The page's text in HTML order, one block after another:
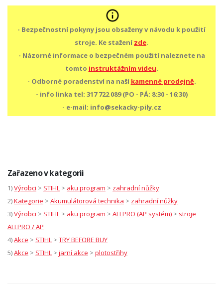
- Bezpečnostní pokyny jsou obsaženy v návodu k použití
stroje. Ke staženízde.
- Názorné informace o bezpečném použití naleznete na
tomto instruktážním videu.
- Odborné poradenství na našíkamenné prodejně.
- info linka tel: 317 722 089 (PO - PÁ: 8:30 - 16:30)
- e-mail: info@sekacky-pily.cz
Zařazeno v kategorii
1)Výrobci > STIHL > aku program > zahradní nůžky
2)Kategorie > Akumulátorová technika > zahradní nůžky
3)Výrobci > STIHL > aku program > ALLPRO (AP systém) > stroje
ALLPRO / AP
4)Akce > STIHL > TRY BEFORE BUY
5)Akce > STIHL > jarní akce > plotostřihy